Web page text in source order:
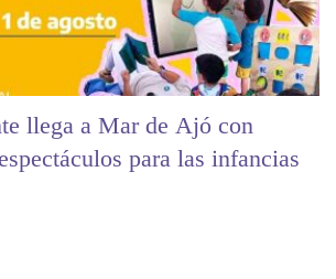
llega a Mar de Ajó con
para las infancias